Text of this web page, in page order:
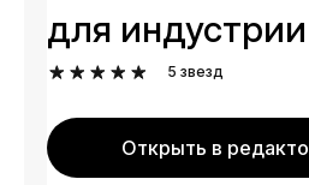
для
5 звезд
Открыть в